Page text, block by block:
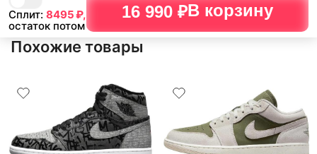
Сплит: 8495₽,
остаток потом
16 990 ₽В корзину
Похожие товары